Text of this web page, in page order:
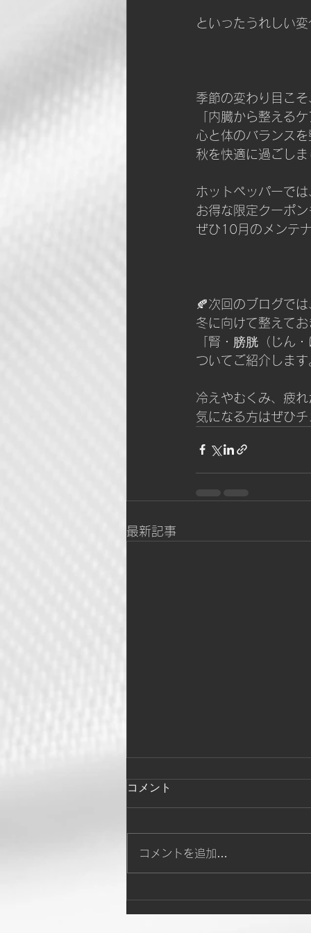
といったうれしい
季節の変わり目こそ
「内臓から整える
心と体のバランス
秋を快適に過ごし
ホットペッパーでは
お得な限定クーポ
ぜひ10月のメンテ
🍂次回のブログでは
冬に向けて整えて
「腎・膀胱（じん
ついてご紹介します
冷えやむくみ、疲れ
気になる方はぜひ
最新記事
12月は「腎陽」を補う重要な
を 師走の慌ただしさと厳しい寒
さで、体の冷えや疲れを感じやす
コメント
コメントを追加…